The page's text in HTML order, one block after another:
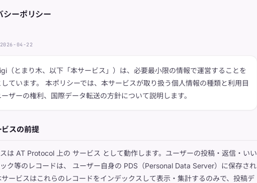
シーポリシー
04-22
（とまり木、以下「本サービス」）は、必要最小限の情報で運営することを
ています。 本ポリシーでは、本サービスが取り扱う個人情報の種類と利用目
ザーの権利、国際データ転送の方針について説明します。
ビスの前提
は AT Protocol 上の サービス として動作します。ユーザーの投稿・返信・いい
ク等のレコードは、 ユーザー自身の PDS（Personal Data Server）に保存され
サービスはこれらのレコードをインデックスして表示・集計するのみで、投稿デ